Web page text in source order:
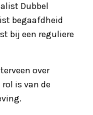
Dubbel
begaafdheid
bij een reguliere
over
is van de